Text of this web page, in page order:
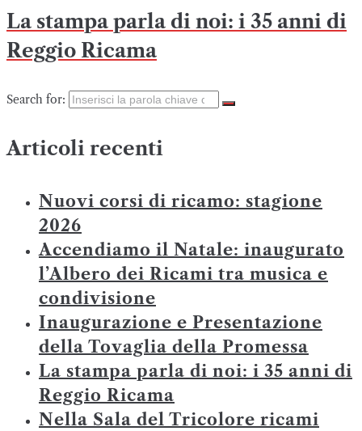
La stampa parla di noi: i 35 anni di
Reggio Ricama
Search for:
Articoli recenti
Nuovi corsi di ricamo: stagione
2026
Accendiamo il Natale: inaugurato
l’Albero dei Ricami tra musica e
condivisione
Inaugurazione e Presentazione
della Tovaglia della Promessa
La stampa parla di noi: i 35 anni di
Reggio Ricama
Nella Sala del Tricolore ricami